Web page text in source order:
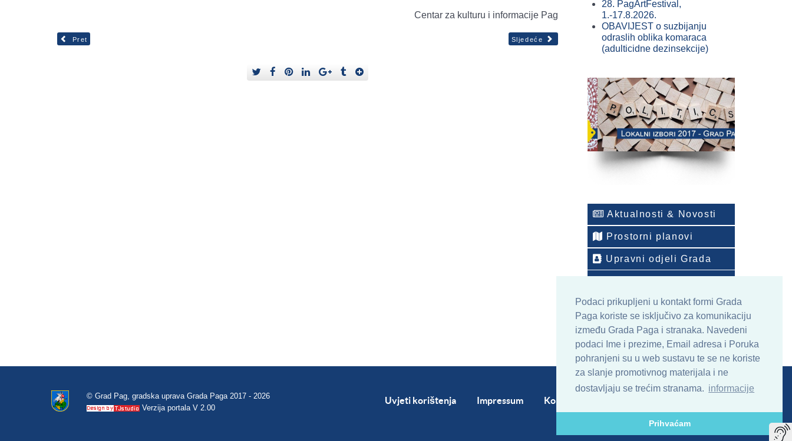
Podaci prikupljeni u kontakt formi Grada
Paga koriste se isključivo za komunikaciju
između Grada Paga i stranaka. Navedeni
podaci Ime i prezime, Email adresa i Poruka
pohranjeni su u web sustavu te se ne koriste
za slanje promotivnog materijala i ne
dostavljaju se trećim stranama. informacije
Prihvaćam
Centar za kulturu i informacije Pag
Pret Sljedeće
28. PagArtFestival,
1.-17.8.2026.
OBAVIJEST o suzbijanju
odraslih oblika komaraca
(adulticidne dezinsekcije)
Aktualnosti & Novosti
Prostorni planovi
Upravni odjeli Grada
ONLINE arhiv sadržaja
© Grad Pag, gradska uprava Grada Paga 2017 - 2026
Verzija portala V 2.00
Uvjeti korištenja Impressum Kontakt